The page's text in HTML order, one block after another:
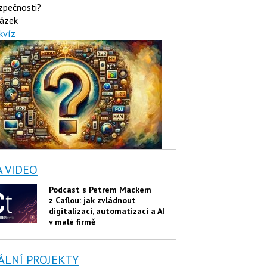
VIDEO
Podcast s Petrem Mackem
z Caflou: jak zvládnout
digitalizaci, automatizaci a AI
v malé firmě
PROJEKTY